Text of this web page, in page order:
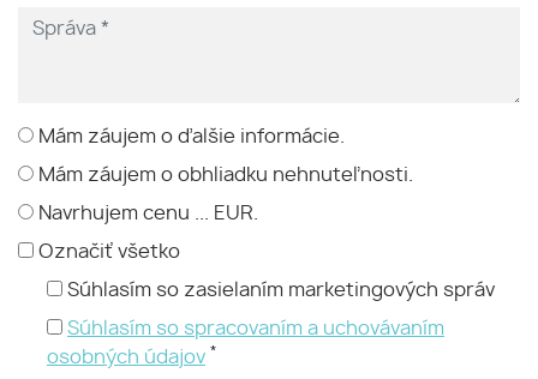
Mám záujem o ďalšie informácie.
Mám záujem o obhliadku nehnuteľnosti.
Navrhujem cenu ... EUR.
Označiť všetko
Súhlasím so zasielaním marketingových správ
Súhlasím so spracovaním a uchovávaním
osobných údajov *